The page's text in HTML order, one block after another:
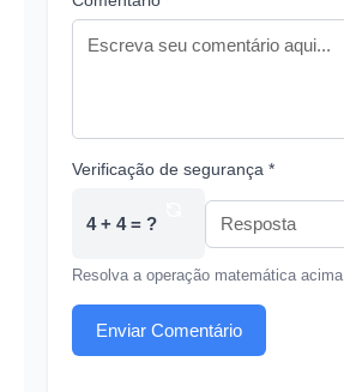
Verificação de segurança *
4 + 4 = ?
Resolva a operação matemática acima
Enviar Comentário